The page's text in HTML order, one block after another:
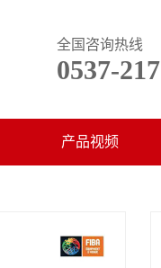
全国咨询热线
0537-
产品视频